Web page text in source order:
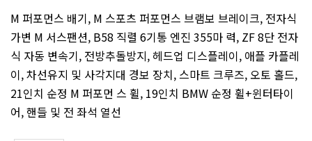
M 퍼포먼스 배기, M 스포츠 퍼포먼스 브램보 브레이크, 전자식
가변 M 서스팬션, B58 직렬 6기통 엔진 355마 력, ZF 8단 전자
식 자동 변속기, 전방추돌방지, 헤드업 디스플레이, 애플 카플레
이, 차선유지 및 사각지대 경보 장치, 스마트 크루즈, 오토 홀드,
21인치 순정 M 퍼포먼 스 휠, 19인치 BMW 순정 휠+윈터타이
어, 핸들 및 전 좌석 열선